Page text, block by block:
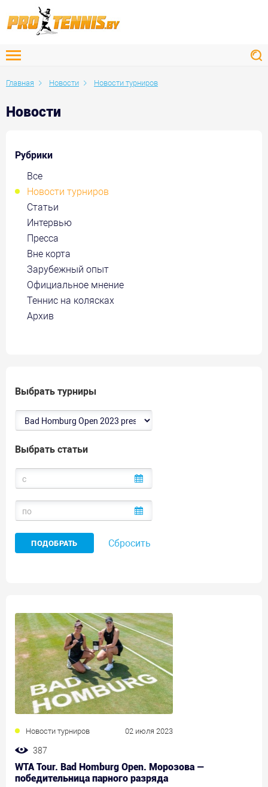
Главная Новости Новости турниров
Новости
Рубрики
Все
Новости турниров
Статьи
Интервью
Пресса
Вне корта
Зарубежный опыт
Официальное мнение
Теннис на колясках
Архив
Выбрать турниры
Выбрать статьи
Сбросить
Новости турниров 02 июля 2023
387
WTA Tour. Bad Homburg Open. Морозова —
победительница парного разряда